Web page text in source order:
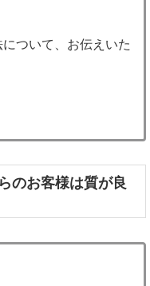
ついて、お伝えいた
のお客様は質が良